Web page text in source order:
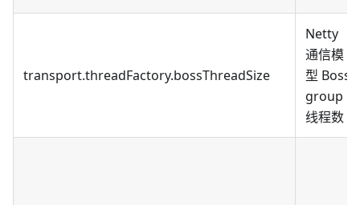
transport.threadFactory.bossThreadSize
Netty
通信模
型 Boss
group
线程数